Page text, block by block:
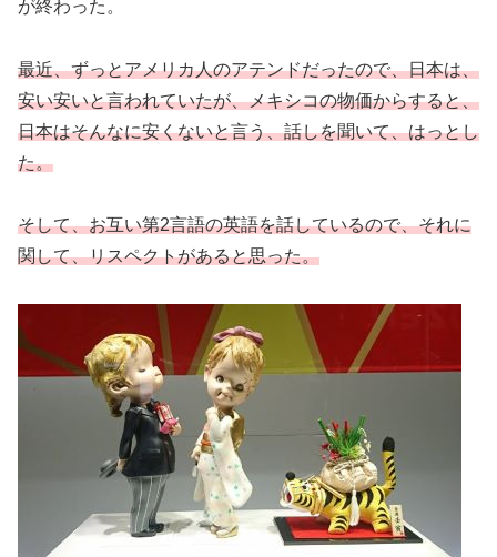
が終わった。
最近、ずっとアメリカ人のアテンドだったので、日本は、
安い安いと言われていたが、メキシコの物価からすると、
日本はそんなに安くないと言う、話しを聞いて、はっとし
た。
そして、お互い第2言語の英語を話しているので、それに
関して、リスペクトがあると思った。